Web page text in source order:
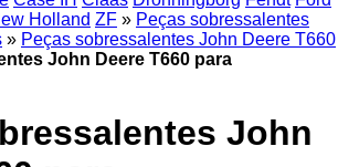
Holland ZF » Peças sobressalentes
» Peças sobressalentes John Deere T660
John Deere T660 para
John